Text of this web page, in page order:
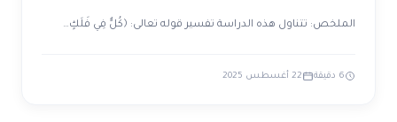
الملخص: تتناول هذه الدراسة تفسير قوله تعالى: ﴿كُلٌّ فِي فَلَكٍ…
6 دقيقة 22 أغسطس 2025